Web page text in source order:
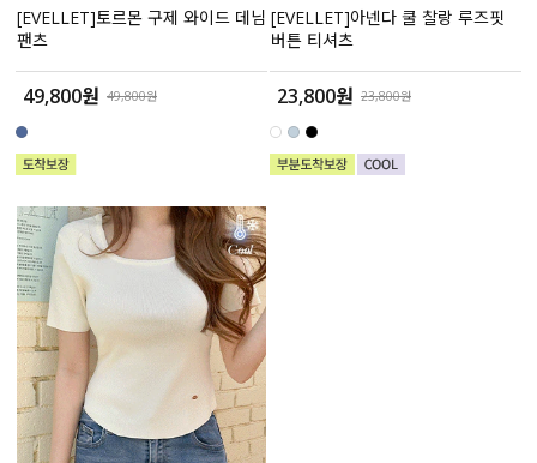
[EVELLET]토르몬 구제 와이드 데님
팬츠
49,800원 49,800원
[EVELLET]아넨다 쿨 찰랑 루즈핏
버튼 티셔츠
23,800원 23,800원